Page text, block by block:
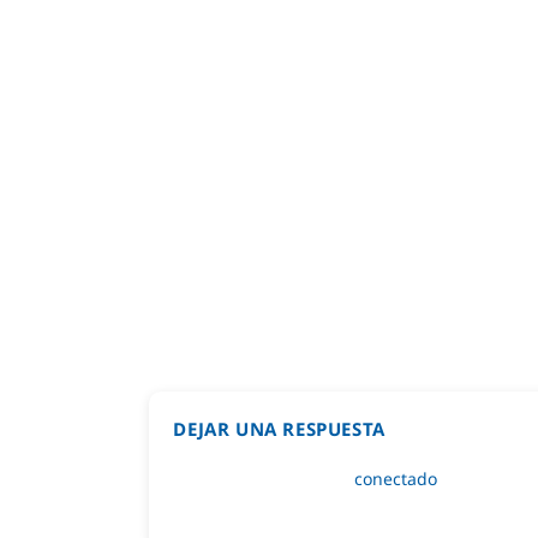
DEJAR UNA RESPUESTA
Lo siento, debes estarconectado